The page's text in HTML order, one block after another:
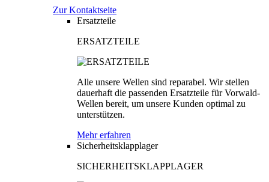
Zur Kontaktseite
Ersatzteile
ERSATZTEILE
Alle unsere Wellen sind reparabel. Wir stellen
dauerhaft die passenden Ersatzteile für Vorwald-
Wellen bereit, um unsere Kunden optimal zu
unterstützen.
Mehr erfahren
Sicherheitsklapplager
SICHERHEITSKLAPPLAGER